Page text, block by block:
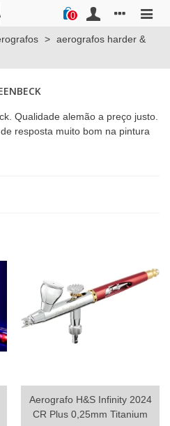
0
> aerografos harder &
Qualidade alemão a preço justo.
resposta muito bom na pintura
Aerografo H&S Infinity 2024
CR Plus 0,25mm Titanium